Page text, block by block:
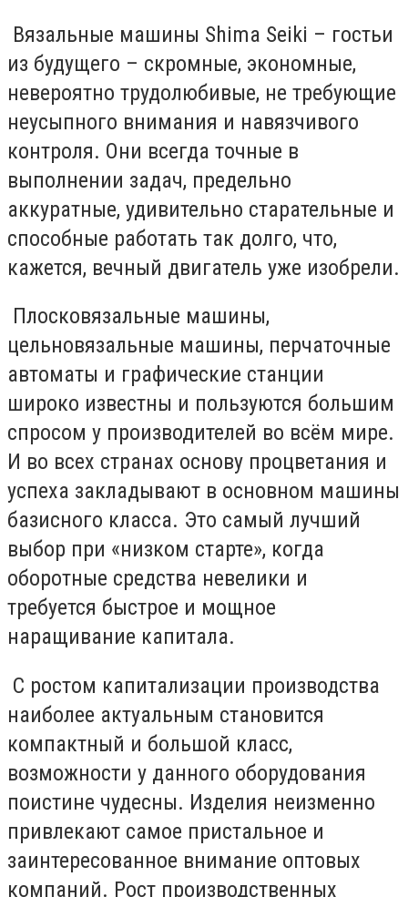
Вязальные машины Shima Seiki – гостьи
из будущего – скромные, экономные,
невероятно трудолюбивые, не требующие
неусыпного внимания и навязчивого
контроля. Они всегда точные в
выполнении задач, предельно
аккуратные, удивительно старательные и
способные работать так долго, что,
кажется, вечный двигатель уже изобрели.
Плосковязальные машины,
цельновязальные машины, перчаточные
автоматы и графические станции
широко известны и пользуются большим
спросом у производителей во всём мире.
И во всех странах основу процветания и
успеха закладывают в основном машины
базисного класса. Это самый лучший
выбор при «низком старте», когда
оборотные средства невелики и
требуется быстрое и мощное
наращивание капитала.
С ростом капитализации производства
наиболее актуальным становится
компактный и большой класс,
возможности у данного оборудования
поистине чудесны. Изделия неизменно
привлекают самое пристальное и
заинтересованное внимание оптовых
компаний. Рост производственных